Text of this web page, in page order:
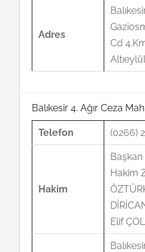
Adres
Cd
Balıkesir 4. Ağır Ceza
Telefon (0266)
Hakim
Başkan
Hakim
Elif